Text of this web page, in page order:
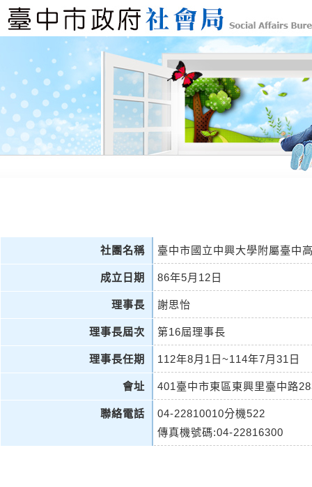
社團名稱 臺中市國立中興大學附屬臺中
成立日期 86年5月12日
理事長 謝思怡
理事長屆次 第16屆理事長
理事長任期 112年8月1日~114年7月31日
會址 401臺中市東區東興里臺中路
聯絡電話
04-22810010分機522
傳真機號碼:04-22816300